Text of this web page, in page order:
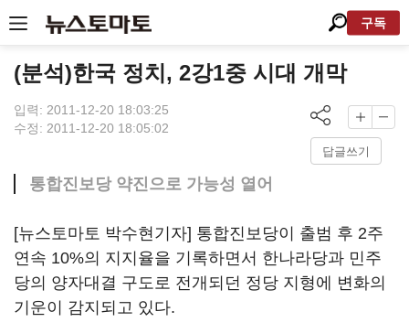
구독
(분석)한국 정치, 2강1중 시대 개막
입력: 2011-12-20 18:03:25
수정: 2011-12-20 18:05:02
답글쓰기
통합진보당 약진으로 가능성 열어
[뉴스토마토 박수현기자] 통합진보당이 출범 후 2주
연속 10%의 지지율을 기록하면서 한나라당과 민주
당의 양자대결 구도로 전개되던 정당 지형에 변화의
기운이 감지되고 있다.